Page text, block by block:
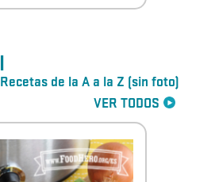
Recetas de la A a la Z (sin foto)
VER TODOS